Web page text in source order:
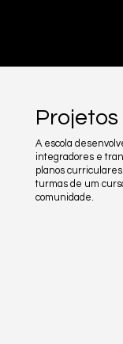
Projetos
A escola
integradores e
planos curriculares
turmas de um
comunidade.